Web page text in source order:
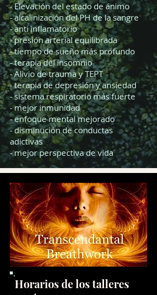
- Elevación del estado de ánimo
- alcalinización del PH de la sangre
- anti inflamatorio
- presión arterial equilibrada
- tiempo de sueño más profundo
- terapia del insomnio
- Alivio de trauma y TEPT
- terapia de depresión y ansiedad
- sistema respiratorio más fuerte
- mejor inmunidad
- enfoque mental mejorado
- disminución de conductas
adictivas
- mejor perspectiva de vida
Horarios de los talleres